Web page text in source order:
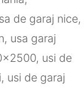
de garaj nice,
, usa garaj
, usi de
, usi de garaj